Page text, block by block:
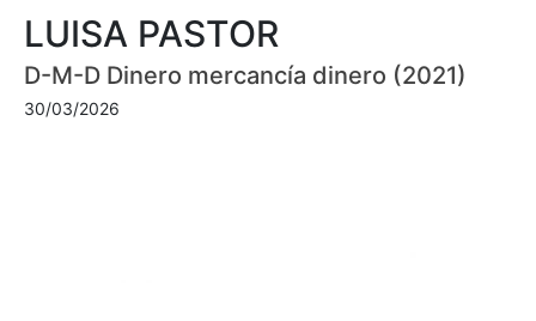
LUISA PASTOR
D-M-D Dinero mercancía dinero (2021)
30/03/2026